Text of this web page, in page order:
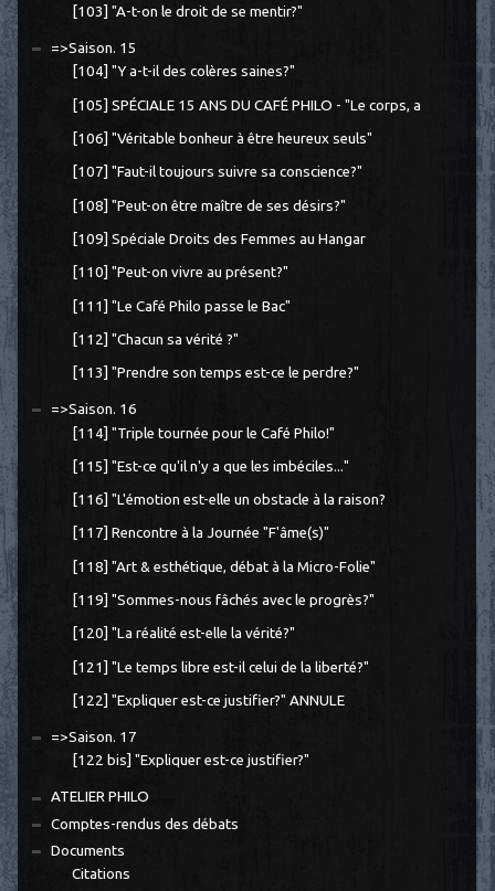
[103] "A-t-on le droit de se mentir?"
=>Saison. 15
[104] "Y a-t-il des colères saines?"
[105] SPÉCIALE 15 ANS DU CAFÉ PHILO - "Le corps, a
[106] "Véritable bonheur à être heureux seuls"
[107] "Faut-il toujours suivre sa conscience?"
[108] "Peut-on être maître de ses désirs?"
[109] Spéciale Droits des Femmes au Hangar
[110] "Peut-on vivre au présent?"
[111] "Le Café Philo passe le Bac"
[112] "Chacun sa vérité ?"
[113] "Prendre son temps est-ce le perdre?"
=>Saison. 16
[114] "Triple tournée pour le Café Philo!"
[115] "Est-ce qu'il n'y a que les imbéciles..."
[116] "L'émotion est-elle un obstacle à la raison?
[117] Rencontre à la Journée "F'âme(s)"
[118] "Art & esthétique, débat à la Micro-Folie"
[119] "Sommes-nous fâchés avec le progrès?"
[120] "La réalité est-elle la vérité?"
[121] "Le temps libre est-il celui de la liberté?"
[122] "Expliquer est-ce justifier?" ANNULE
=>Saison. 17
[122 bis] "Expliquer est-ce justifier?"
ATELIER PHILO
Comptes-rendus des débats
Documents
Citations